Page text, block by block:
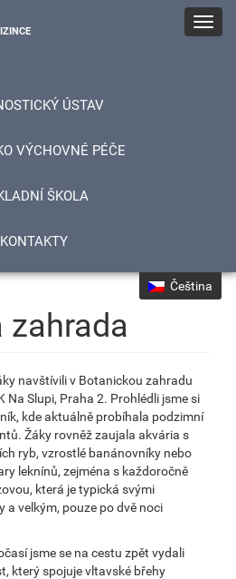
ÚSTAV
VÝCHOVNÉ PÉČE
ŠKOLA
KONTAKTY
Čeština
zahrada
navštívili v Botanickou zahradu
Na Slupi, Praha 2. Prohlédli jsme si
kde aktuálně probíhala podzimní
Žáky rovněž zaujala akvária s
ryb, vzrostlé banánovníky nebo
leknínů, zejména s každoročně
která je typická svými
velkým, pouze po dvě noci
jsme se na cestu zpět vydali
který spojuje vltavské břehy